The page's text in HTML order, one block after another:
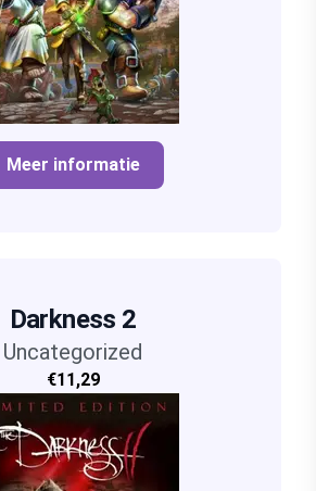
Meer informatie
Darkness 2
Uncategorized
€11,29